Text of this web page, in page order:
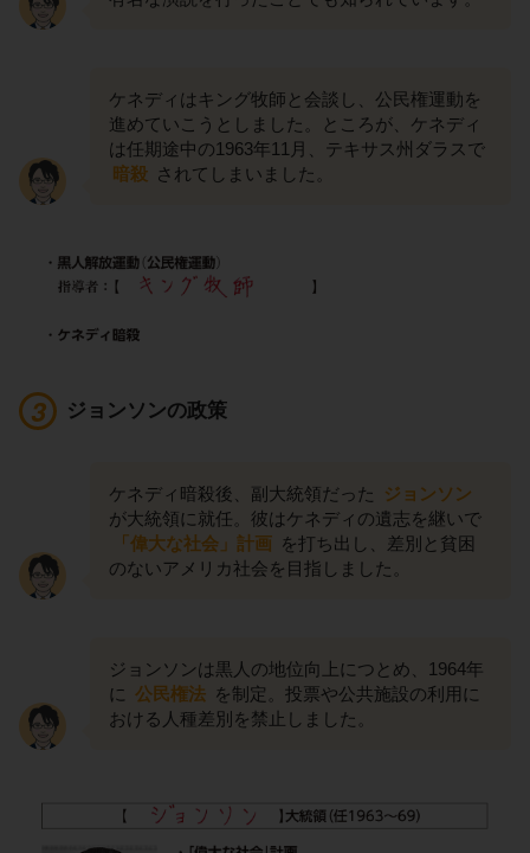
ケネディはキング牧師と会談し、公民権運動を
進めていこうとしました。ところが、ケネディ
は任期途中の1963年11月、テキサス州ダラスで
暗殺 されてしまいました。
ジョンソンの政策
ケネディ暗殺後、副大統領だった
ジョンソン
が大統領に就任。彼はケネディの遺志を継いで
「偉大な社会」計画 を打ち出し、差別と貧困
のないアメリカ社会を目指しました。
ジョンソンは黒人の地位向上につとめ、1964年
に 公民権法 を制定。投票や公共施設の利用に
おける人種差別を禁止しました。